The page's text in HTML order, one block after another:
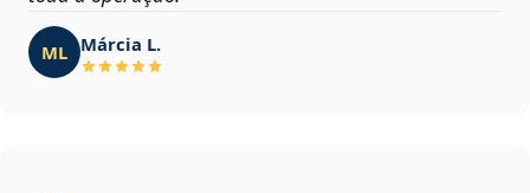
ML Márcia L.